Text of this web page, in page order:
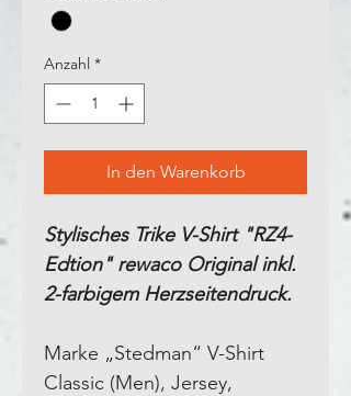
Anzahl *
In den Warenkorb
Stylisches Trike V-Shirt "RZ4-
Edtion" rewaco Original inkl.
2-farbigem Herzseitendruck.
Marke „Stedman“ V-Shirt
Classic (Men), Jersey,